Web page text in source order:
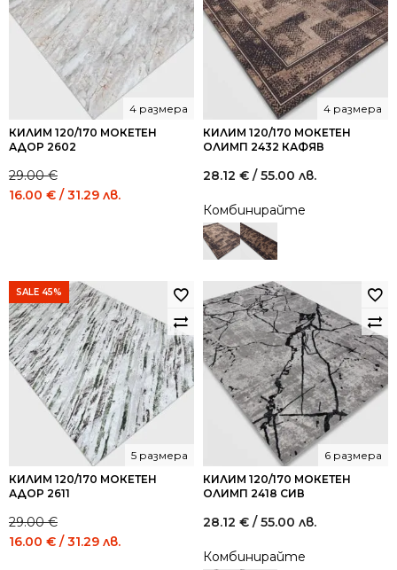
КИЛИМ 120/170 МОКЕТЕН
АДОР 2602
4 размера
29.00€
Original
56.72
лв..
16.00 € / 31.29 лв.
лв..
КИЛИМ 120/170 МОКЕТЕН
ОЛИМП 2432 КАФЯВ
4 размера
28.12 € / 55.00 лв.
Комбинирайте
SALE 45%
КИЛИМ 120/170 МОКЕТЕН
АДОР 2611
5 размера
29.00€
Original
16.00 € / 31.29 лв.
КИЛИМ 120/170 МОКЕТЕН
ОЛИМП 2418 СИВ
6 размера
28.12 € / 55.00 лв.
Комбинирайте